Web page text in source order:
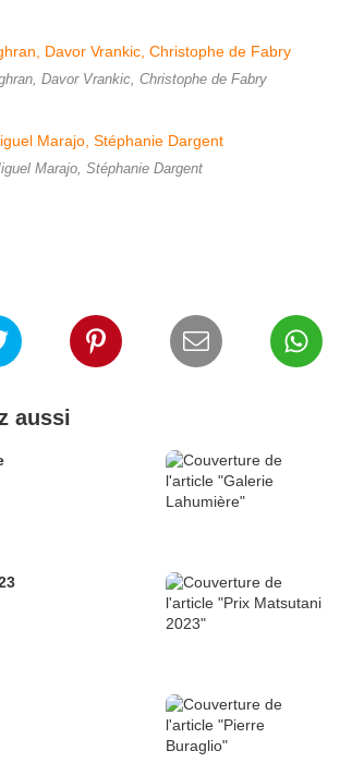
Davor Vrankic, Christophe de Fabry
Marajo, Stéphanie Dargent
aussi